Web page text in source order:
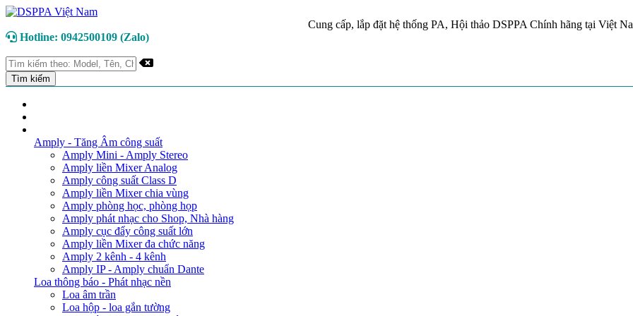
Cung cấp, lắp đặt hệ thống PA, Hội thảo DSPPA Chính hãng tại Việt
Hotline: 0942500109 (Zalo)
Amply - Tăng Âm công suất
Amply Mini - Amply Stereo
Amply liền Mixer Analog
Amply công suất Class D
Amply liền Mixer chia vùng
Amply phòng học, phòng họp
Amply phát nhạc cho Shop, Nhà hàng
Amply cục đẩy công suất lớn
Amply liền Mixer đa chức năng
Amply 2 kênh - 4 kênh
Amply IP - Amply chuẩn Dante
Loa thông báo - Phát nhạc nền
Loa âm trần
Loa hộp - loa gắn tường